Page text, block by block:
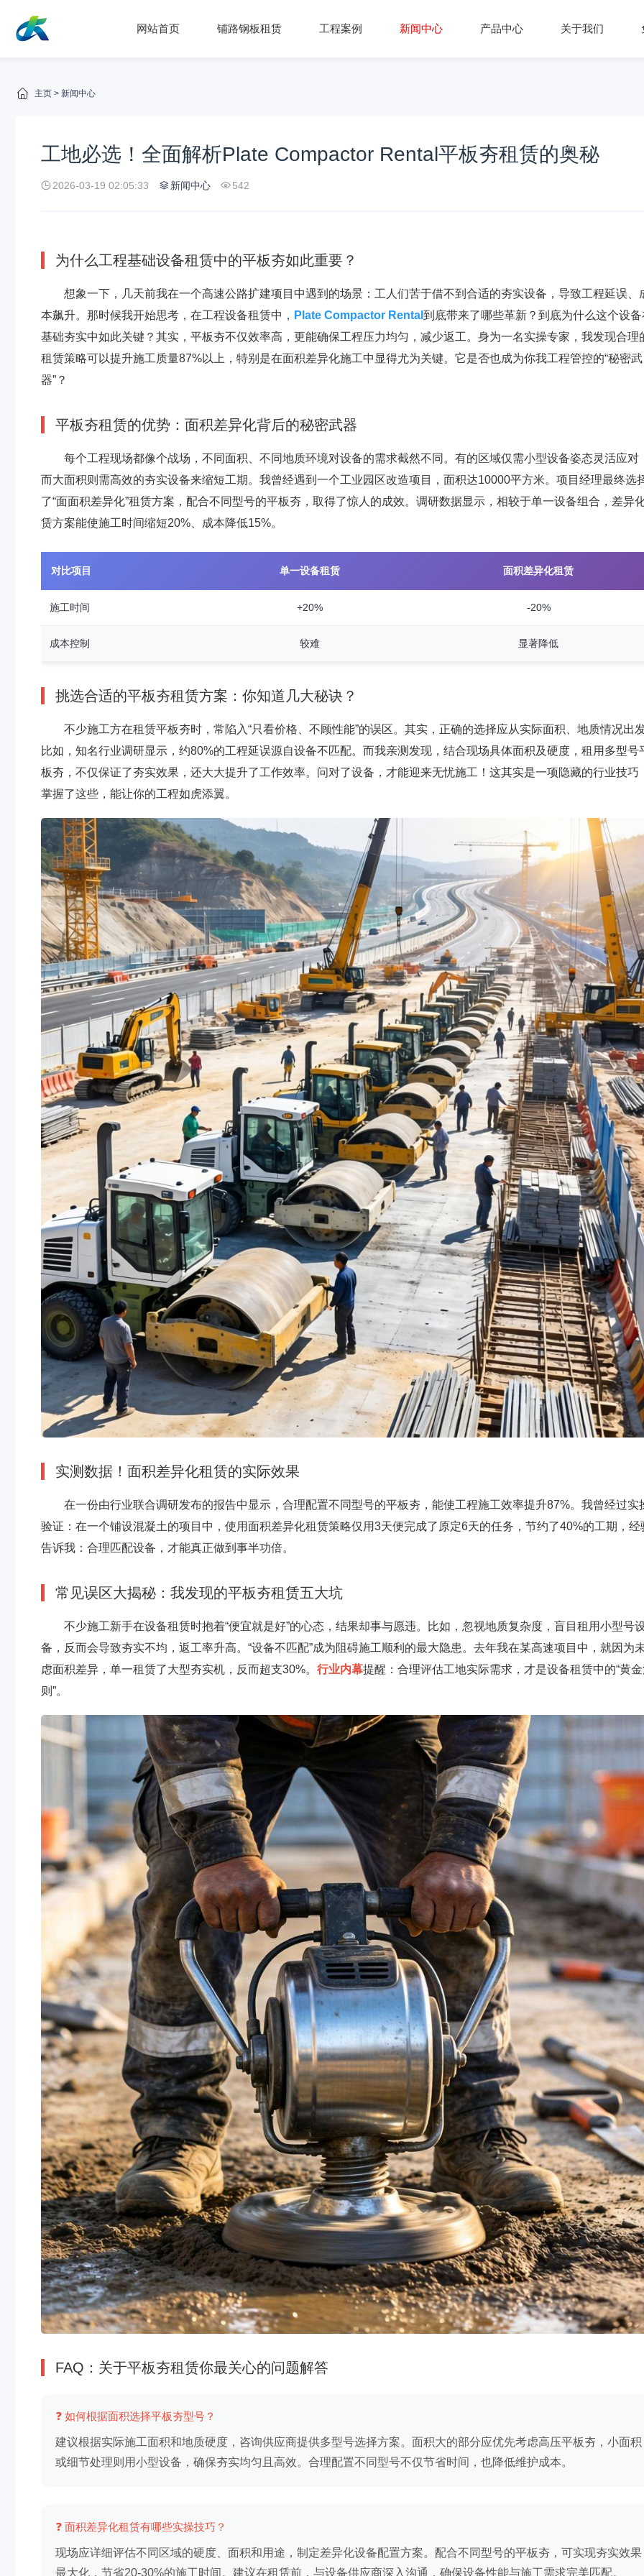
网站首页 铺路钢板租赁 工程案例 新闻中心 产品中心 关于我们
主页 > 新闻中心
工地必选！全面解析Plate Compactor Rental平板夯租赁的奥秘
2026-03-19 02:05:33 新闻中心 542
为什么工程基础设备租赁中的平板夯如此重要？
想象一下，几天前我在一个高速公路扩建项目中遇到的场景：工人们苦于借不到合适的夯实设备，导致工程延误、
本飙升。那时候我开始思考，在工程设备租赁中， Plate Compactor Rental 到底带来了哪些革新？到底为什么这个设备
基础夯实中如此关键？其实，平板夯不仅效率高，更能确保工程压力均匀，减少返工。身为一名实操专家，我发现合理
租赁策略可以提升施工质量87%以上，特别是在面积差异化施工中显得尤为关键。它是否也成为你我工程管控的“秘密武
器”？
平板夯租赁的优势：面积差异化背后的秘密武器
每个工程现场都像个战场，不同面积、不同地质环境对设备的需求截然不同。有的区域仅需小型设备姿态灵活应对
而大面积则需高效的夯实设备来缩短工期。我曾经遇到一个工业园区改造项目，面积达10000平方米。项目经理最终选
了“面面积差异化”租赁方案，配合不同型号的平板夯，取得了惊人的成效。调研数据显示，相较于单一设备组合，差异
赁方案能使施工时间缩短20%、成本降低15%。
对比项目 单一设备租赁 面积差异化租赁
施工时间 +20% -20%
成本控制 较难 显著降低
挑选合适的平板夯租赁方案：你知道几大秘诀？
不少施工方在租赁平板夯时，常陷入“只看价格、不顾性能”的误区。其实，正确的选择应从实际面积、地质情况出
比如，知名行业调研显示，约80%的工程延误源自设备不匹配。而我亲测发现，结合现场具体面积及硬度，租用多型号
板夯，不仅保证了夯实效果，还大大提升了工作效率。问对了设备，才能迎来无忧施工！这其实是一项隐藏的行业技巧
掌握了这些，能让你的工程如虎添翼。
实测数据！面积差异化租赁的实际效果
在一份由行业联合调研发布的报告中显示，合理配置不同型号的平板夯，能使工程施工效率提升87%。我曾经过实
验证：在一个铺设混凝土的项目中，使用面积差异化租赁策略仅用3天便完成了原定6天的任务，节约了40%的工期，经
告诉我：合理匹配设备，才能真正做到事半功倍。
常见误区大揭秘：我发现的平板夯租赁五大坑
不少施工新手在设备租赁时抱着“便宜就是好”的心态，结果却事与愿违。比如，忽视地质复杂度，盲目租用小型号
备，反而会导致夯实不均，返工率升高。“设备不匹配”成为阻碍施工顺利的最大隐患。去年我在某高速项目中，就因为
虑面积差异，单一租赁了大型夯实机，反而超支30%。 行业内幕提醒：合理评估工地实际需求，才是设备租赁中的“黄
则”。
FAQ：关于平板夯租赁你最关心的问题解答
❓ 如何根据面积选择平板夯型号？
建议根据实际施工面积和地质硬度，咨询供应商提供多型号选择方案。面积大的部分应优先考虑高压平板夯，小面积
或细节处理则用小型设备，确保夯实均匀且高效。合理配置不同型号不仅节省时间，也降低维护成本。
❓ 面积差异化租赁有哪些实操技巧？
现场应详细评估不同区域的硬度、面积和用途，制定差异化设备配置方案。配合不同型号的平板夯，可实现夯实效果
最大化，节省20-30%的施工时间。建议在租赁前，与设备供应商深入沟通，确保设备性能与施工需求完美匹配。